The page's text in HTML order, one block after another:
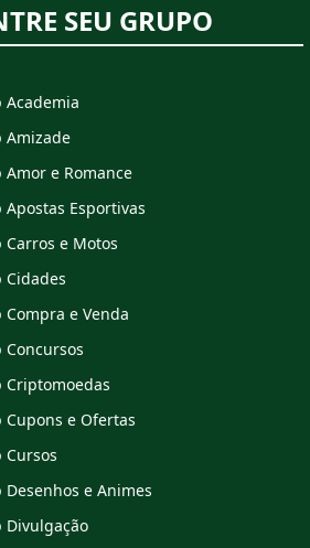
SEU GRUPO
Academia
Amizade
e Romance
Esportivas
e Motos
Cidades
e Venda
Concursos
Criptomoedas
Cupons e Ofertas
Cursos
e Animes
Divulgação